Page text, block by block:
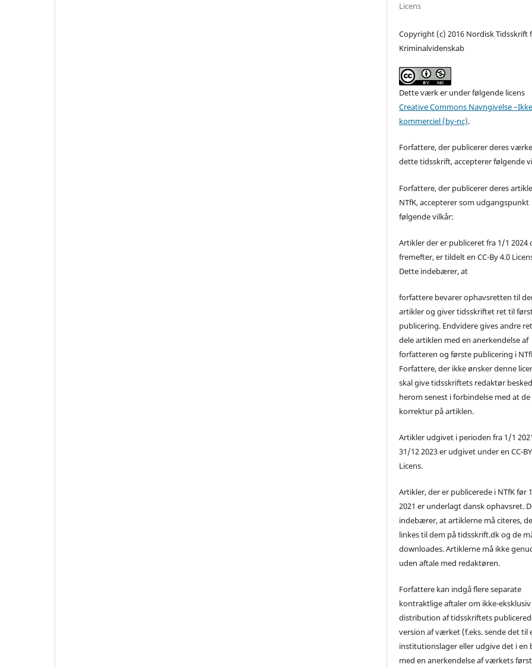
Licens
Copyright (c) 2016 Nordisk Tidsskrift
Kriminalvidenskab
Dette værk er under følgende licens
Creative Commons Navngivelse
kommerciel (by-nc).
Forfattere, der publicerer deres
dette tidsskrift, accepterer følgende
Forfattere, der publicerer deres
NTfK, accepterer som udgangspunkt
følgende vilkår:
Artikler der er publiceret fra 1/1 2024
fremefter, er tildelt en CC-By 4.0
Dette indebærer, at
forfattere bevarer ophavsretten til
artikler og giver tidsskriftet ret til
publicering. Endvidere gives andre
dele artiklen med en anerkendelse af
forfatteren og første publicering i
Forfattere, der ikke ønsker denne
skal give tidsskriftets redaktør besked
herom senest i forbindelse med at
korrektur på artiklen.
Artikler udgivet i perioden fra 1/1
31/12 2023 er udgivet under en CC-
Licens.
Artikler, der er publicerede i NTfK før
2021 er underlagt dansk ophavsret.
indebærer, at artiklerne må citeres,
linkes til dem på tidsskrift.dk og de
downloades. Artiklerne må ikke
uden aftale med redaktøren.
Forfattere kan indgå flere separate
kontraktlige aftaler om ikke-eksklusiv
distribution af tidsskriftets
version af værket (f.eks. sende det til
institutionslager eller udgive det i en
med en anerkendelse af værkets